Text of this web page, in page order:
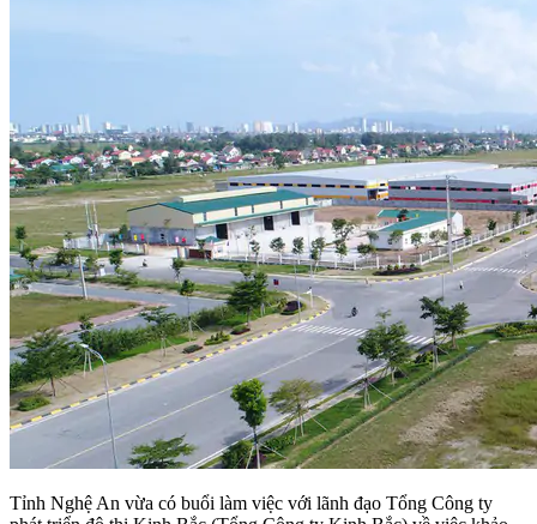
Tỉnh Nghệ An vừa có buổi làm việc với lãnh đạo Tổng Công ty